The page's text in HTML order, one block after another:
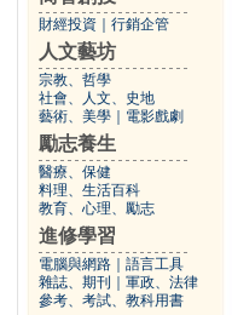
財經投資 行銷企管
人文藝坊
宗教、哲學
社會、人文、史地
藝術、美學
電影戲劇
勵志養生
醫療、保健
料理、生活百科
教育、心理、勵志
進修學習
電腦與網路
語言工具
雜誌、期刊
軍政、法律
參考、考試、教科用書